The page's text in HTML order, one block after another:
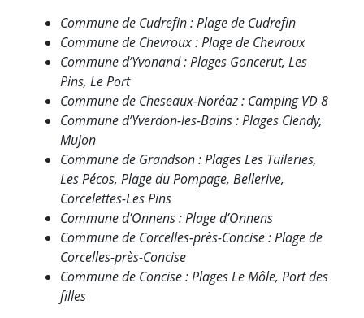
Commune de Cudrefin : Plage de Cudrefin
Commune de Chevroux : Plage de Chevroux
Commune d’Yvonand : Plages Goncerut, Les
Pins, Le Port
Commune de Cheseaux-Noréaz : Camping VD 8
Commune d’Yverdon-les-Bains : Plages Clendy,
Mujon
Commune de Grandson : Plages Les Tuileries,
Les Pécos, Plage du Pompage, Bellerive,
Corcelettes-Les Pins
Commune d’Onnens : Plage d’Onnens
Commune de Corcelles-près-Concise : Plage de
Corcelles-près-Concise
Commune de Concise : Plages Le Môle, Port des
filles